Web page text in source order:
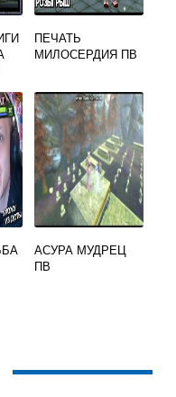
ПЕЧАТЬ
МИЛОСЕРДИЯ ПВ
АСУРА МУДРЕЦ
ПВ